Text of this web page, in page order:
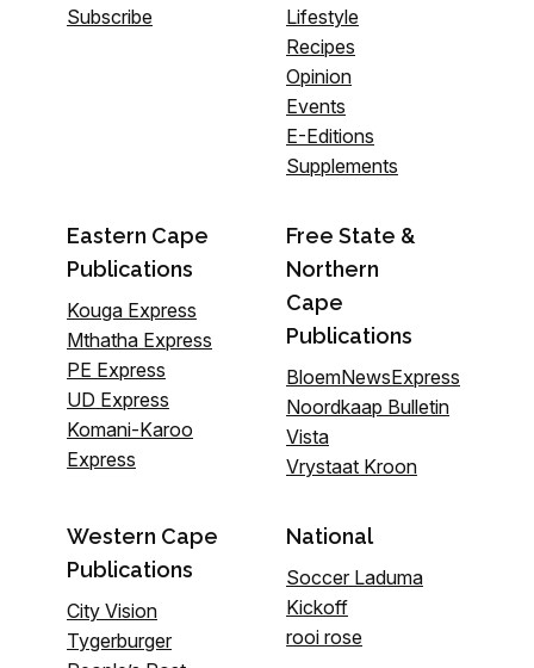
Subscribe
Lifestyle
Recipes
Opinion
Events
E-Editions
Supplements
Eastern Cape
Publications
Kouga Express
Mthatha Express
PE Express
UD Express
Komani-Karoo
Express
Free State &
Northern
Cape
Publications
BloemNewsExpress
Noordkaap Bulletin
Vista
Vrystaat Kroon
Western Cape
Publications
City Vision
Tygerburger
National
Soccer Laduma
Kickoff
rooi rose